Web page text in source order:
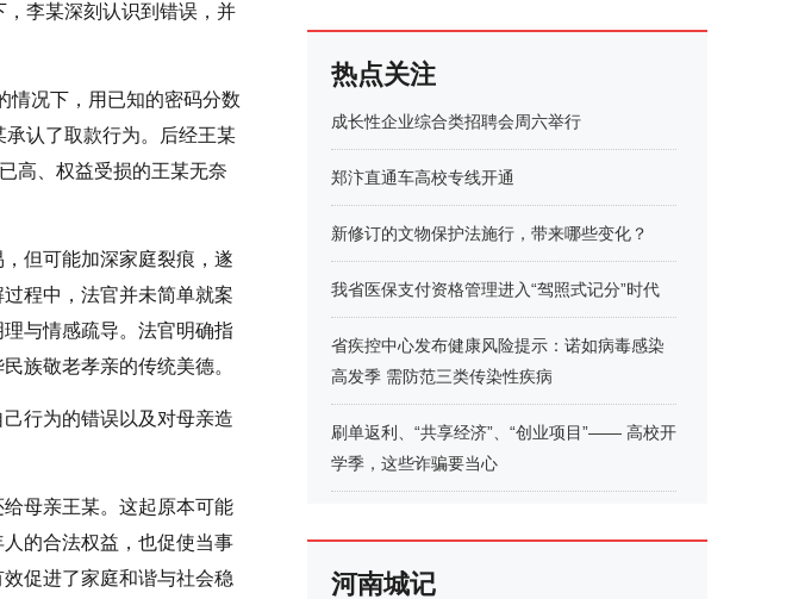
李某深刻认识到错误，并
情况下，用已知的密码分数
认了取款行为。后经王某
高、权益受损的王某无奈
但可能加深家庭裂痕，遂
程中，法官并未简单就案
与情感疏导。法官明确指
族敬老孝亲的传统美德。
行为的错误以及对母亲造
母亲王某。这起原本可能
的合法权益，也促使当事
促进了家庭和谐与社会稳
热点关注
成长性企业综合类招聘会周六举行
郑汴直通车高校专线开通
新修订的文物保护法施行，带来哪些变化？
我省医保支付资格管理进入“驾照式记分”时代
省疾控中心发布健康风险提示：诺如病毒感染
高发季 需防范三类传染性疾病
刷单返利、“共享经济”、“创业项目”—— 高校开
学季，这些诈骗要当心
河南城记